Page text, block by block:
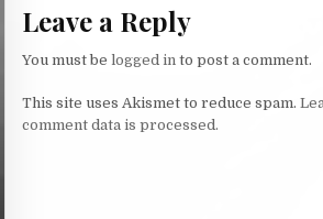
Leave a Reply
You must belogged in to post a comment.
This site uses Akismet to reduce spam.
comment data is processed.